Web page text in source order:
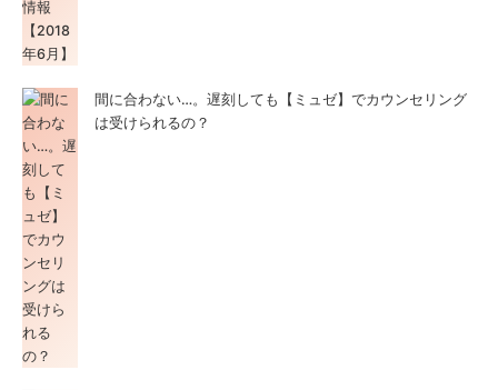
間に合わない…。遅刻しても【ミュゼ】でカウンセリング
は受けられるの？